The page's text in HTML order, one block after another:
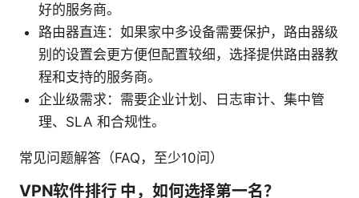
好的服务商。
路由器直连：如果家中多设备需要保护，路由器级
别的设置会更方便但配置较细，选择提供路由器教
程和支持的服务商。
企业级需求：需要企业计划、日志审计、集中管
理、SLA 和合规性。
常见问题解答（FAQ，至少10问）
VPN软件排行 中，如何选择第一名？